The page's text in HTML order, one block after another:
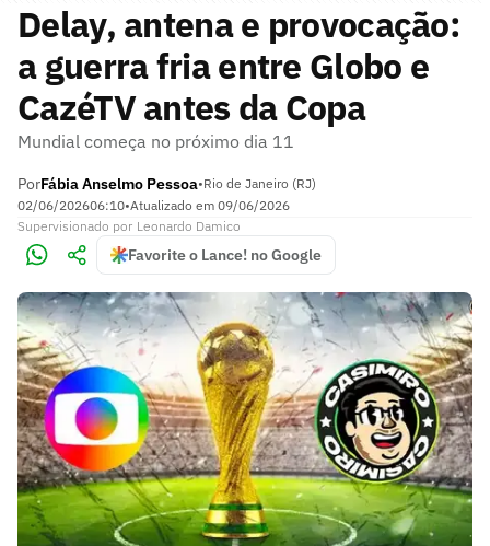
Delay, antena e provocação:
a guerra fria entre Globo e
CazéTV antes da Copa
Mundial começa no próximo dia 11
PorFábia Anselmo Pessoa•Rio de Janeiro (RJ)
02/06/202606:10•Atualizado em 09/06/2026
Supervisionado por Leonardo Damico
Favorite o Lance! no Google